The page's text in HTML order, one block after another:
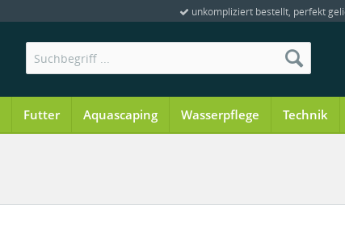
unkompliziert bestellt, perfekt
Futter Aquascaping Wasserpflege Technik